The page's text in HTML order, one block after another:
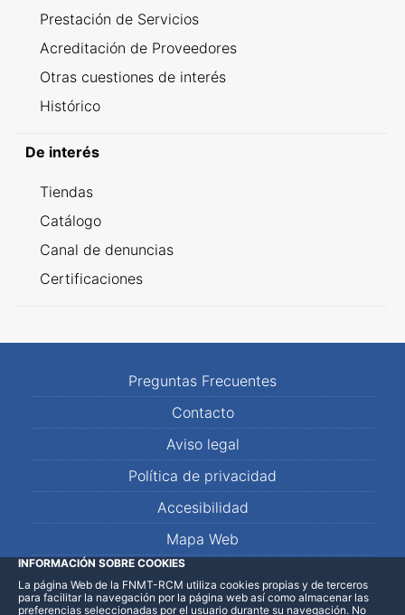
Prestación de Servicios
Acreditación de Proveedores
Otras cuestiones de interés
Histórico
De interés
Tiendas
Catálogo
Canal de denuncias
Certificaciones
Preguntas Frecuentes
Contacto
Aviso legal
Política de privacidad
Accesibilidad
Mapa Web
LinkedInFacebookWhatsApp
INFORMACIÓN SOBRE COOKIES
La página Web de la FNMT-RCM utiliza cookies propias y de terceros
para facilitar la navegación por la página web así como almacenar las
preferencias seleccionadas por el usuario durante su navegación. No